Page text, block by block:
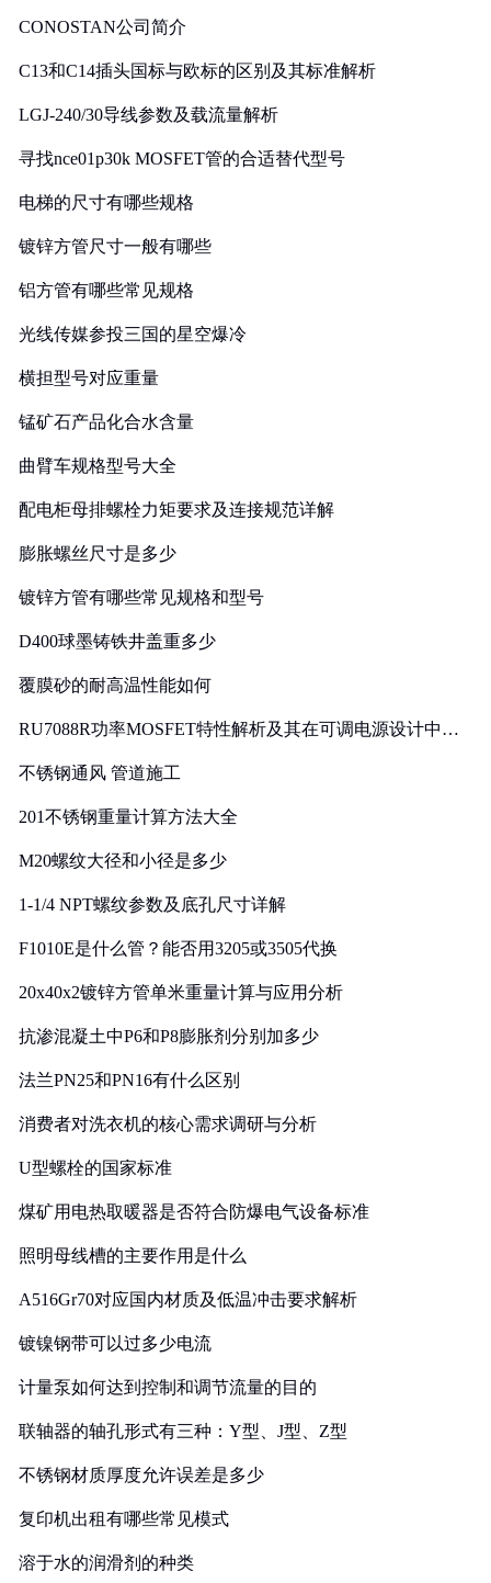
CONOSTAN公司简介
C13和C14插头国标与欧标的区别及其标准解析
LGJ-240/30导线参数及载流量解析
寻找nce01p30k MOSFET管的合适替代型号
电梯的尺寸有哪些规格
镀锌方管尺寸一般有哪些
铝方管有哪些常见规格
光线传媒参投三国的星空爆冷
横担型号对应重量
锰矿石产品化合水含量
曲臂车规格型号大全
配电柜母排螺栓力矩要求及连接规范详解
膨胀螺丝尺寸是多少
镀锌方管有哪些常见规格和型号
D400球墨铸铁井盖重多少
覆膜砂的耐高温性能如何
RU7088R功率MOSFET特性解析及其在可调电源设计中的
不锈钢通风 管道施工
201不锈钢重量计算方法大全
M20螺纹大径和小径是多少
1-1/4 NPT螺纹参数及底孔尺寸详解
F1010E是什么管？能否用3205或3505代换
20x40x2镀锌方管单米重量计算与应用分析
抗渗混凝土中P6和P8膨胀剂分别加多少
法兰PN25和PN16有什么区别
消费者对洗衣机的核心需求调研与分析
U型螺栓的国家标准
煤矿用电热取暖器是否符合防爆电气设备标准
照明母线槽的主要作用是什么
A516Gr70对应国内材质及低温冲击要求解析
镀镍钢带可以过多少电流
计量泵如何达到控制和调节流量的目的
联轴器的轴孔形式有三种：Y型、J型、Z型
不锈钢材质厚度允许误差是多少
复印机出租有哪些常见模式
溶于水的润滑剂的种类